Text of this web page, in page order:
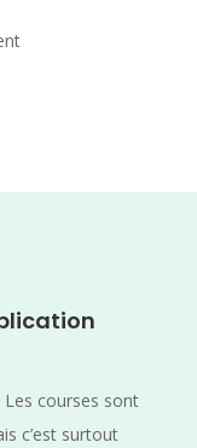
Les courses sont
c’est surtout